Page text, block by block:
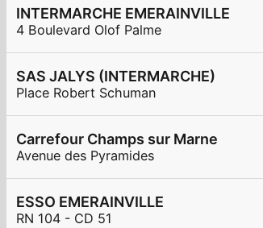
INTERMARCHE EMERAINVILLE
4 Boulevard Olof Palme
SAS JALYS (INTERMARCHE)
Place Robert Schuman
Carrefour Champs sur Marne
Avenue des Pyramides
ESSO EMERAINVILLE
RN 104 - CD 51